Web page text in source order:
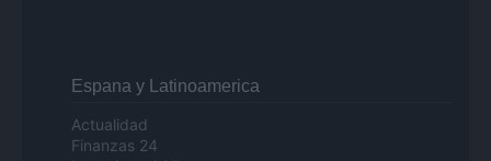
Espana y Latinoamerica
Actualidad
Finanzas 24